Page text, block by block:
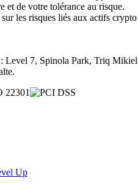
et de votre tolérance au risque.
les risques liés aux actifs crypto
Level 7, Spinola Park, Triq Mikiel
Up